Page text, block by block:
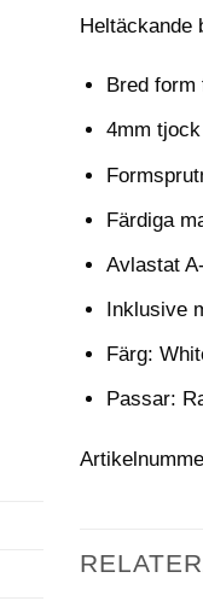
Heltäckande
Bred
4mm
Färdiga
Avlastat
Inklusive
Färg:
Passar: